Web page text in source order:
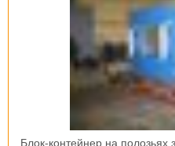
Блок-контейнер на полозьях